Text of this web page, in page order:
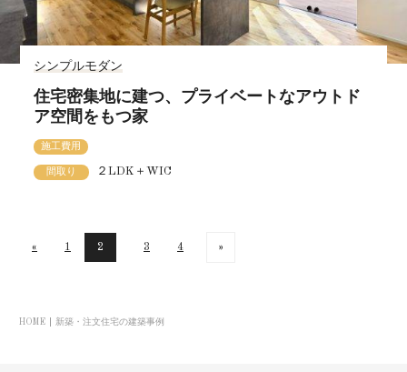
シンプルモダン
住宅密集地に建つ、プライベートなアウトド
ア空間をもつ家
施工費用
間取り ２LDK＋WIC
« 1 2 3 4 »
HOME 新築・注文住宅の建築事例